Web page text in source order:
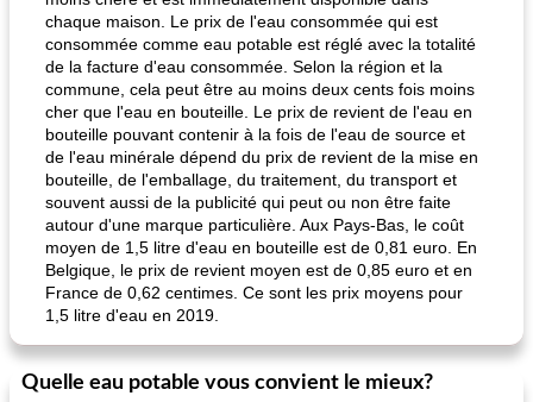
chaque maison. Le prix de l'eau consommée qui est
consommée comme eau potable est réglé avec la totalité
de la facture d'eau consommée. Selon la région et la
commune, cela peut être au moins deux cents fois moins
cher que l'eau en bouteille. Le prix de revient de l'eau en
bouteille pouvant contenir à la fois de l'eau de source et
de l'eau minérale dépend du prix de revient de la mise en
bouteille, de l'emballage, du traitement, du transport et
souvent aussi de la publicité qui peut ou non être faite
autour d'une marque particulière. Aux Pays-Bas, le coût
moyen de 1,5 litre d'eau en bouteille est de 0,81 euro. En
Belgique, le prix de revient moyen est de 0,85 euro et en
France de 0,62 centimes. Ce sont les prix moyens pour
1,5 litre d'eau en 2019.
Quelle eau potable vous convient le mieux?